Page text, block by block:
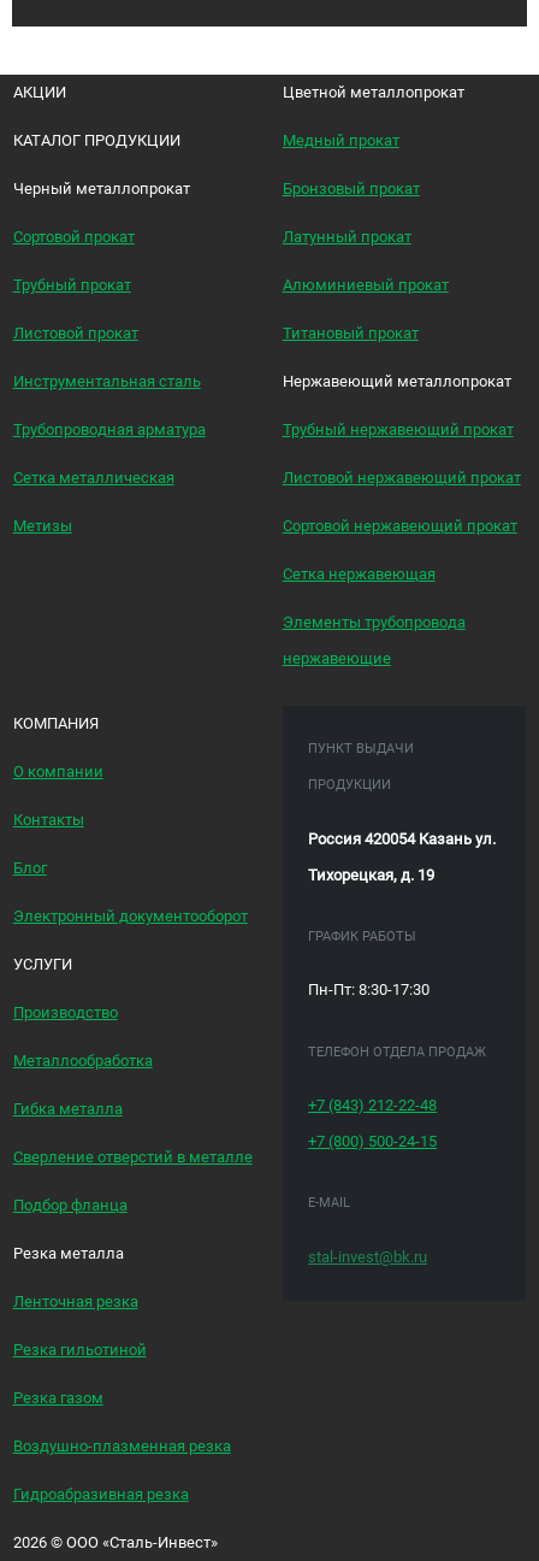
АКЦИИ
КАТАЛОГ ПРОДУКЦИИ
Черный металлопрокат
Сортовой прокат
Трубный прокат
Листовой прокат
Инструментальная сталь
Трубопроводная арматура
Сетка металлическая
Метизы
Цветной металлопрокат
Медный прокат
Бронзовый прокат
Латунный прокат
Алюминиевый прокат
Титановый прокат
Нержавеющий металлопрокат
Трубный нержавеющий прокат
Листовой нержавеющий прокат
Сортовой нержавеющий прокат
Сетка нержавеющая
Элементы трубопровода
нержавеющие
КОМПАНИЯ
О компании
Контакты
Блог
Электронный документооборот
УСЛУГИ
Производство
Металлообработка
Гибка металла
Сверление отверстий в металле
Подбор фланца
Резка металла
Ленточная резка
Резка гильотиной
Резка газом
Воздушно-плазменная резка
Гидроабразивная резка
ПУНКТ ВЫДАЧИ
ПРОДУКЦИИ
Россия 420054 Казань ул.
Тихорецкая, д. 19
ГРАФИК РАБОТЫ
Пн-Пт: 8:30-17:30
ТЕЛЕФОН ОТДЕЛА ПРОДАЖ
+7 (843) 212-22-48
+7 (800) 500-24-15
E-MAIL
stal-invest@bk.ru
2026 ©ООО «Сталь-Инвест»